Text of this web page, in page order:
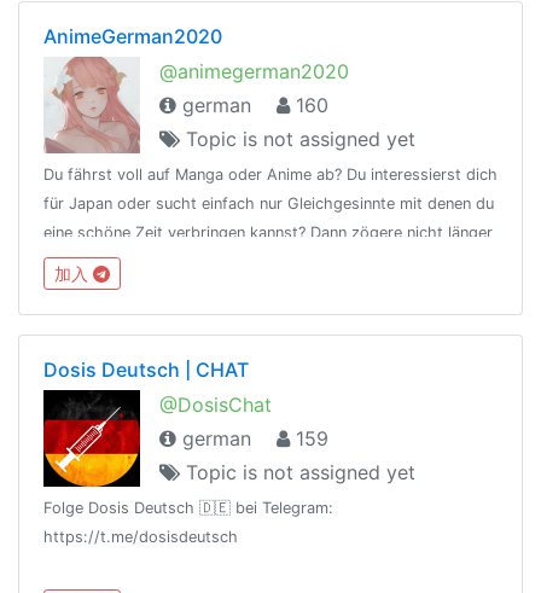
AnimeGerman2020
@animegerman2020
german
160
Topic is not assigned yet
Du fährst voll auf Manga oder Anime ab? Du interessierst dich
für Japan oder sucht einfach nur Gleichgesinnte mit denen du
eine schöne Zeit verbringen kannst? Dann zögere nicht länger
und schließ dich uns an, wir freuen uns auf dich!
加入
Dosis Deutsch | CHAT
@DosisChat
german
159
Topic is not assigned yet
Folge Dosis Deutsch 🇩🇪 bei Telegram:
https://t.me/dosisdeutsch